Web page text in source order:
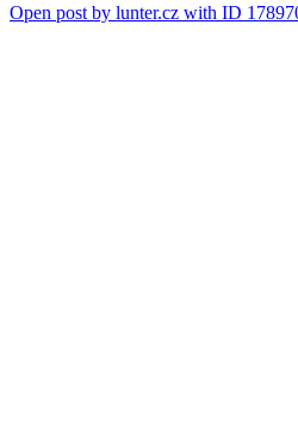
Open post by lunter.cz with ID